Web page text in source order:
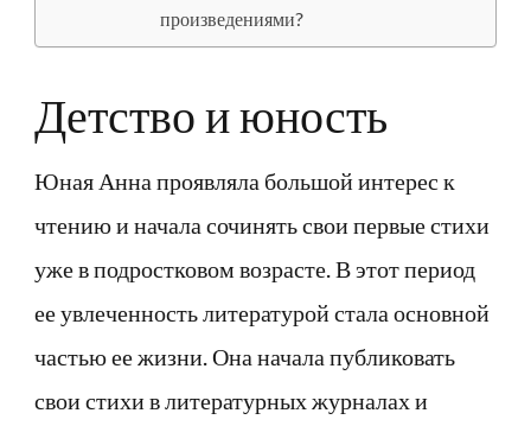
произведениями?
Детство и юность
Юная Анна проявляла большой интерес к
чтению и начала сочинять свои первые стихи
уже в подростковом возрасте. В этот период
ее увлеченность литературой стала основной
частью ее жизни. Она начала публиковать
свои стихи в литературных журналах и